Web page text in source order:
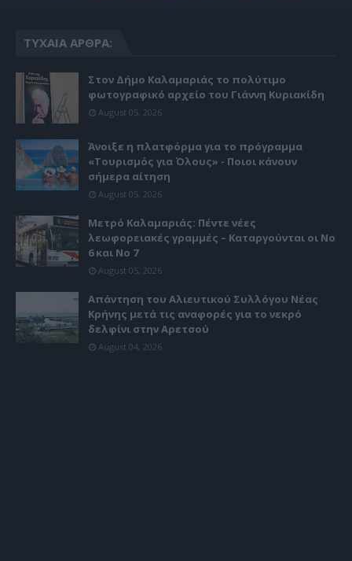
ΤΥΧΑΊΑ ΆΡΘΡΑ:
Στον Δήμο Καλαμαριάς το πολύτιμο
φωτογραφικό αρχείο του Γιάννη Κυριακίδη
August 05, 2026
Άνοιξε η πλατφόρμα για το πρόγραμμα
«Τουρισμός για Όλους» - Ποιοι κάνουν
σήμερα αίτηση
August 05, 2026
Μετρό Καλαμαριάς: Πέντε νέες
λεωφορειακές γραμμές – Καταργούνται οι Νο
6 και Νο 7
August 05, 2026
Απάντηση του Αλιευτικού Συλλόγου Νέας
Κρήνης μετά τις αναφορές για το νεκρό
δελφίνι στην Αρετσού
August 04, 2026